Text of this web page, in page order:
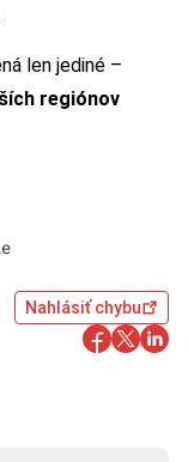
len jediné –
regiónov
Nahlásiť chybu